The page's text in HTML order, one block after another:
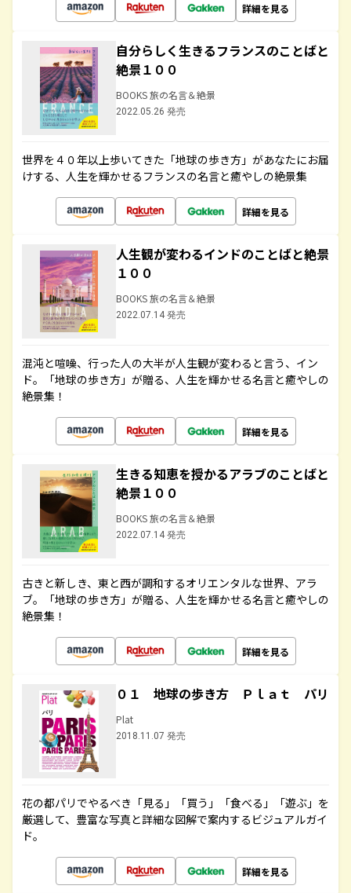
詳細を見る
自分らしく生きるフランスのことばと
絶景１００
BOOKS 旅の名言＆絶景
2022.05.26 発売
世界を４０年以上歩いてきた「地球の歩き方」があなたにお届
けする、人生を輝かせるフランスの名言と癒やしの絶景集
詳細を見る
人生観が変わるインドのことばと絶景
１００
BOOKS 旅の名言＆絶景
2022.07.14 発売
混沌と喧噪、行った人の大半が人生観が変わると言う、イン
ド。「地球の歩き方」が贈る、人生を輝かせる名言と癒やしの
絶景集！
詳細を見る
生きる知恵を授かるアラブのことばと
絶景１００
BOOKS 旅の名言＆絶景
2022.07.14 発売
古きと新しき、東と西が調和するオリエンタルな世界、アラ
ブ。「地球の歩き方」が贈る、人生を輝かせる名言と癒やしの
絶景集！
詳細を見る
０１ 地球の歩き方 Ｐｌａｔ パリ
Plat
2018.11.07 発売
花の都パリでやるべき「見る」「買う」「食べる」「遊ぶ」を
厳選して、豊富な写真と詳細な図解で案内するビジュアルガイ
ド。
詳細を見る